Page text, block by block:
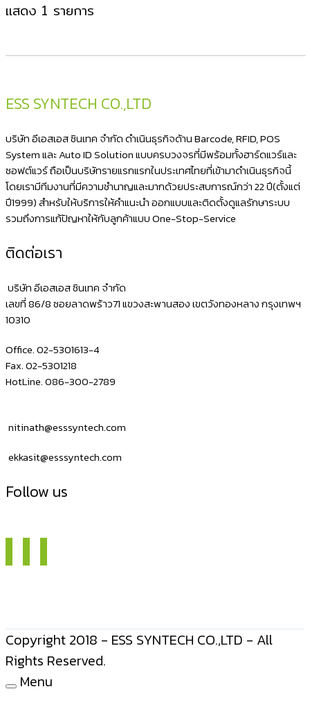
แสดง 1 รายการ
ESS SYNTECH CO.,LTD
บริษัท อีเอสเอส ซินเทค จำกัด ดำเนินธุรกิจด้าน Barcode, RFID, POS
System และ Auto ID Solution แบบครบวงจรที่มีพร้อมทั้งฮาร์ดแวร์และ
ซอฟต์แวร์ ถือเป็นบริษัทรายแรกแรกในประเทศไทยที่เข้ามาดำเนินธุรกิจนี้
โดยเรามีทีมงานที่มีความชำนาญและมากด้วยประสบการณ์กว่า 22 ปี(ตั้งแต่
ปี1999) สำหรับให้บริการให้คำแนะนำ ออกแบบและติดตั้งดูแลรักษาระบบ
รวมถึงการแก้ปัญหาให้กับลูกค้าแบบ One-Stop-Service
ติดต่อเรา
บริษัท อีเอสเอส ซินเทค จำกัด
เลขที่ 86/8 ซอยลาดพร้าว71 แขวงสะพานสอง เขตวังทองหลาง กรุงเทพฯ
10310
Office. 02-5301613-4
Fax. 02-5301218
HotLine. 086-300-2789
nitinath@esssyntech.com
ekkasit@esssyntech.com
Follow us
Copyright 2018 - ESS SYNTECH CO.,LTD - All
Rights Reserved.
Menu